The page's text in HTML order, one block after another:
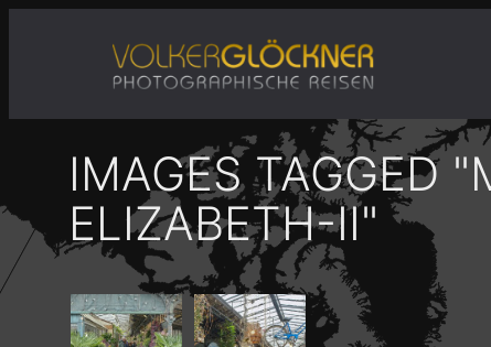
IMAGES TAGGED
ELIZABETH-II"